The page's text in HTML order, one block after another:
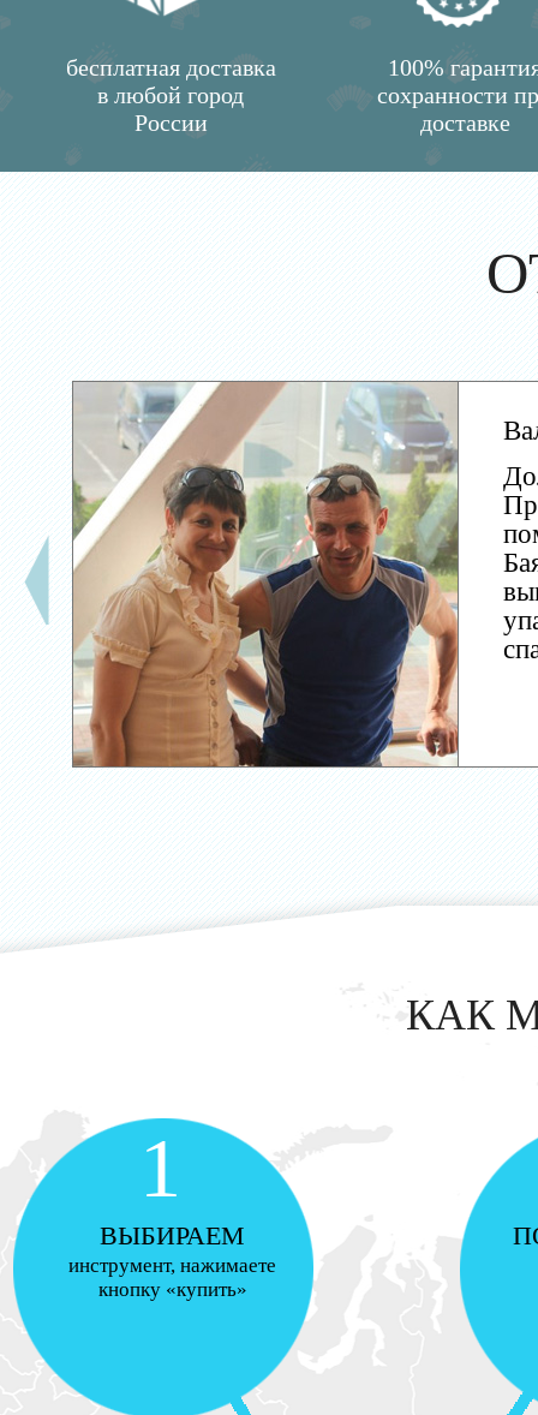
бесплатная доставка
в любой город
России
100%
сохранности
доставке
КАК
1
ВЫБИРАЕМ
инструмент, нажимаете
кнопку «купить»